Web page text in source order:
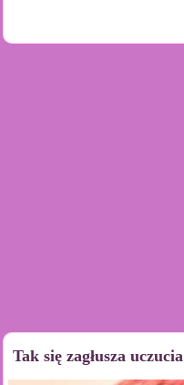
Tak się zagłusza uczucia